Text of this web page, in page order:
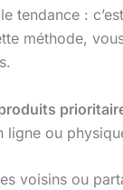
tendance :
méthode,
ligne ou
voisins ou